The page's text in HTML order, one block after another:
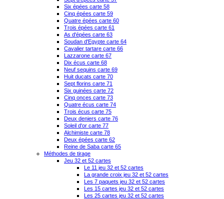
Six épées carte 58
Cinq épées carte 59
Quatre épées carte 60
Trois épées carte 61
As d'épées carte 63
Soudan d'Egypte carte 64
Cavalier tartare carte 66
Lazzarone carte 67
Dix écus carte 68
Neuf sequins carte 69
Huit ducats carte 70
Sept florins carte 71
Six guinées carte 72
Cinq onces carte 73
Quatre écus carte 74
Trois écus carte 75
Deux deniers carte 76
Soleil d'or carte 77
Alchimiste carte 78
Deux épées carte 62
Reine de Saba carte 65
Méthodes de tirage
Jeu 32 et 52 cartes
Le 11 jeu 32 et 52 cartes
La grande croix jeu 32 et 52 cartes
Les 7 paquets jeu 32 et 52 cartes
Les 15 cartes jeu 32 et 52 cartes
Les 25 cartes jeu 32 et 52 cartes